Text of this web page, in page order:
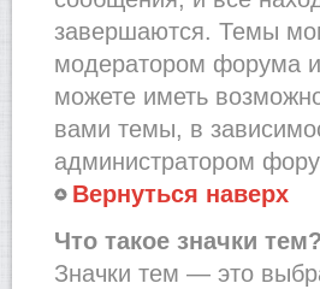
завершаются. Темы
модератором форума
можете иметь
вами темы, в
администратором
Вернуться наверх
Что такое значки тем?
Значки тем — это